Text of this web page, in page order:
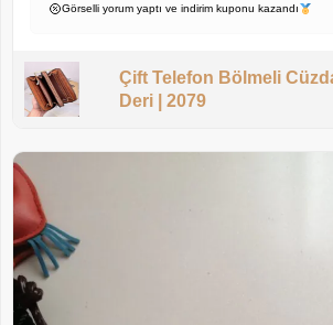
Görselli yorum yaptı ve indirim kuponu kazandı
Çift Telefon Bölmeli
Deri | 2079